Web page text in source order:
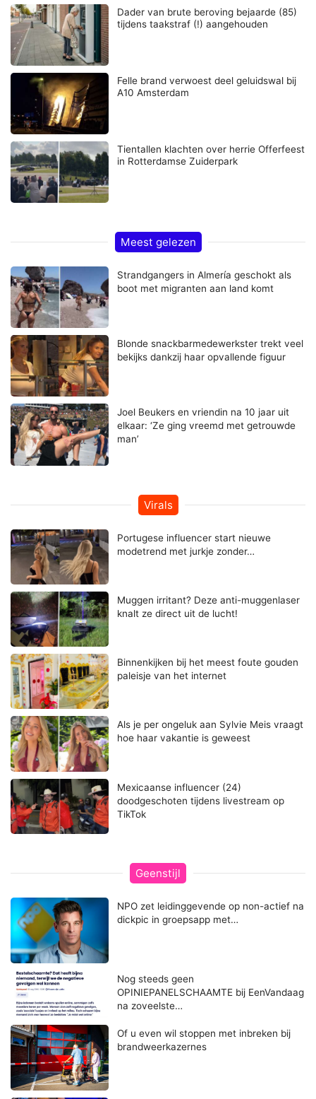
Dader van brute beroving bejaarde (85)
tijdens taakstraf (!) aangehouden
Felle brand verwoest deel geluidswal bij
A10 Amsterdam
Tientallen klachten over herrie Offerfeest
in Rotterdamse Zuiderpark
Meest gelezen
Strandgangers in Almería geschokt als
boot met migranten aan land komt
Blonde snackbarmedewerkster trekt veel
bekijks dankzij haar opvallende figuur
Joel Beukers en vriendin na 10 jaar uit
elkaar: ‘Ze ging vreemd met getrouwde
man’
Virals
Portugese influencer start nieuwe
modetrend met jurkje zonder…
Muggen irritant? Deze anti-muggenlaser
knalt ze direct uit de lucht!
Binnenkijken bij het meest foute gouden
paleisje van het internet
Als je per ongeluk aan Sylvie Meis vraagt
hoe haar vakantie is geweest
Mexicaanse influencer (24)
doodgeschoten tijdens livestream op
TikTok
Geenstijl
NPO zet leidinggevende op non-actief na
dickpic in groepsapp met…
Nog steeds geen
OPINIEPANELSCHAAMTE bij EenVandaag
na zoveelste…
Of u even wil stoppen met inbreken bij
brandweerkazernes